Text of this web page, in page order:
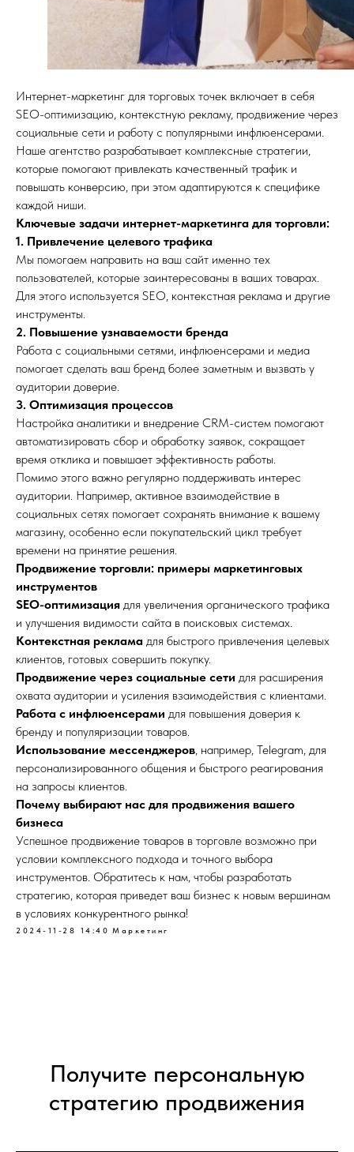
Интернет-маркетинг для торговых точек включает в себя
SEO-оптимизацию, контекстную рекламу, продвижение через
социальные сети и работу с популярными инфлюенсерами.
Наше агентство разрабатывает комплексные стратегии,
которые помогают привлекать качественный трафик и
повышать конверсию, при этом адаптируются к специфике
каждой ниши.
Ключевые задачи интернет-маркетинга для торговли:
1. Привлечение целевого трафика
Мы помогаем направить на ваш сайт именно тех
пользователей, которые заинтересованы в ваших товарах.
Для этого используется SEO, контекстная реклама и другие
инструменты.
2. Повышение узнаваемости бренда
Работа с социальными сетями, инфлюенсерами и медиа
помогает сделать ваш бренд более заметным и вызвать у
аудитории доверие.
3. Оптимизация процессов
Настройка аналитики и внедрение CRM-систем помогают
автоматизировать сбор и обработку заявок, сокращает
время отклика и повышает эффективность работы.
Помимо этого важно регулярно поддерживать интерес
аудитории. Например, активное взаимодействие в
социальных сетях помогает сохранять внимание к вашему
магазину, особенно если покупательский цикл требует
времени на принятие решения.
Продвижение торговли: примеры маркетинговых
инструментов
SEO-оптимизация для увеличения органического трафика
и улучшения видимости сайта в поисковых системах.
Контекстная реклама для быстрого привлечения целевых
клиентов, готовых совершить покупку.
Продвижение через социальные сети для расширения
охвата аудитории и усиления взаимодействия с клиентами.
Работа с инфлюенсерами для повышения доверия к
бренду и популяризации товаров.
Использование мессенджеров, например, Telegram, для
персонализированного общения и быстрого реагирования
на запросы клиентов.
Почему выбирают нас для продвижения вашего
бизнеса
Успешное продвижение товаров в торговле возможно при
условии комплексного подхода и точного выбора
инструментов. Обратитесь к нам, чтобы разработать
стратегию, которая приведет ваш бизнес к новым вершинам
в условиях конкурентного рынка!
2024-11-28 14:40 Маркетинг
Получите персональную
стратегию продвижения